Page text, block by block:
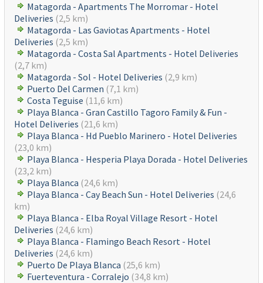
Matagorda - Apartments The Morromar - Hotel
Deliveries (2,5 km)
Matagorda - Las Gaviotas Apartments - Hotel
Deliveries (2,5 km)
Matagorda - Costa Sal Apartments - Hotel Deliveries
(2,7 km)
Matagorda - Sol - Hotel Deliveries (2,9 km)
Puerto Del Carmen (7,1 km)
Costa Teguise (11,6 km)
Playa Blanca - Gran Castillo Tagoro Family & Fun -
Hotel Deliveries (21,6 km)
Playa Blanca - Hd Pueblo Marinero - Hotel Deliveries
(23,0 km)
Playa Blanca - Hesperia Playa Dorada - Hotel Deliveries
(23,2 km)
Playa Blanca (24,6 km)
Playa Blanca - Cay Beach Sun - Hotel Deliveries (24,6
km)
Playa Blanca - Elba Royal Village Resort - Hotel
Deliveries (24,6 km)
Playa Blanca - Flamingo Beach Resort - Hotel
Deliveries (24,6 km)
Puerto De Playa Blanca (25,6 km)
Fuerteventura - Corralejo (34,8 km)